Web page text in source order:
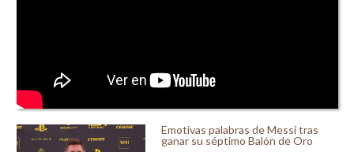
Emotivas palabras de Messi tras
ganar su séptimo Balón de Oro